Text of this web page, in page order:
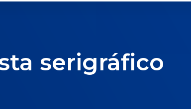
serigráfico